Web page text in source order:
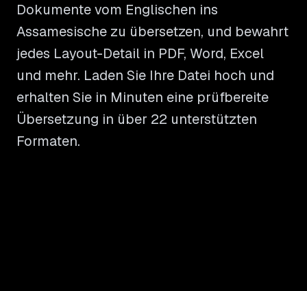
Dokumente vom Englischen ins
Assamesische zu übersetzen, und bewahrt
jedes Layout-Detail in PDF, Word, Excel
und mehr. Laden Sie Ihre Datei hoch und
erhalten Sie in Minuten eine prüfbereite
Übersetzung in über 22 unterstützten
Formaten.